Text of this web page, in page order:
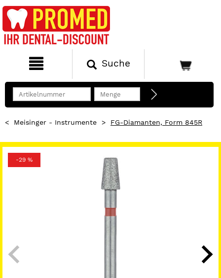
Suche
< Meisinger - Instrumente > FG-Diamanten, Form 845R
-29 %